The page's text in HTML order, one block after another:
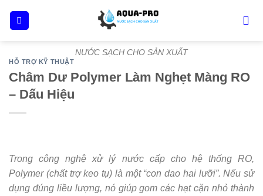
NƯỚC SẠCH CHO SẢN XUẤT
HỖ TRỢ KỸ THUẬT
Châm Dư Polymer Làm Nghẹt Màng RO
– Dấu Hiệu
Trong công nghệ xử lý nước cấp cho hệ thống RO,
Polymer (chất trợ keo tụ) là một “con dao hai lưỡi”. Nếu sử
dụng đúng liều lượng, nó giúp gom các hạt cặn nhỏ thành